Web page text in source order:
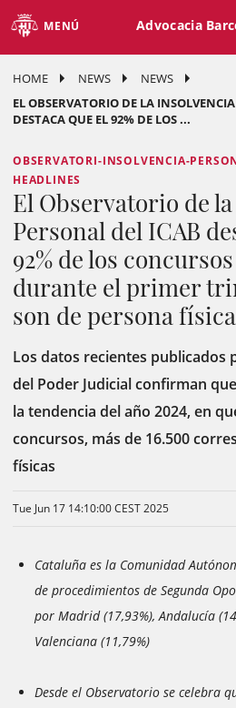
MENÚ Advocacia
HOME NEWS
NEWS
EL OBSERVATORIO DE LA
DESTACA QUE EL 92% DE LOS ...
OBSERVATORI-INSOLVENCIA-
HEADLINES
El Observatorio de
Personal del ICAB
92% de los
durante el primer
son de persona física
Los datos recientes publicados
del Poder Judicial confirman
la tendencia del año 2024, en
concursos, más de 16.500
físicas
Tue Jun 17 14:10:00 CEST 2025
Cataluña es la Comunidad
de procedimientos de Segunda
por Madrid (17,93%), Andalucía
Valenciana (11,79%)
Desde el Observatorio se celebra